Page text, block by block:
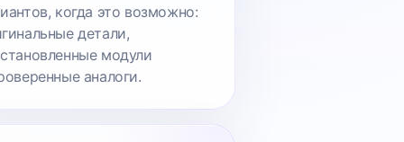
когда это возможно:
детали,
модули
аналоги.